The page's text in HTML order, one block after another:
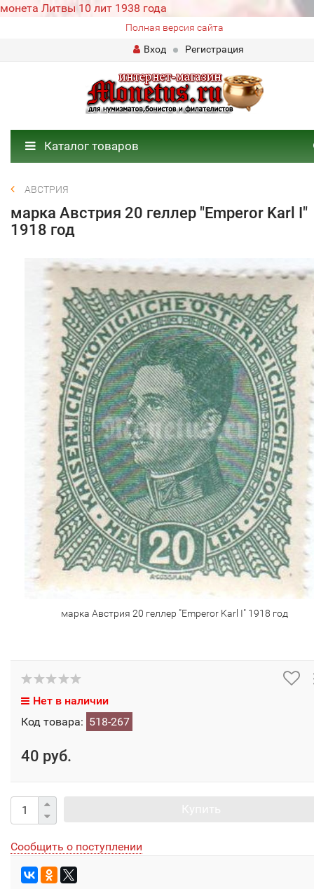
монета Литвы 10 лит 1938 года
Полная версия сайта
Вход
Регистрация
Каталог товаров
АВСТРИЯ
марка Австрия 20 геллер "Emperor Karl I"
1918 год
марка Австрия 20 геллер "Emperor Karl I" 1918 год
Нет в наличии
Код товара: 518-267
40 руб.
Сообщить о поступлении